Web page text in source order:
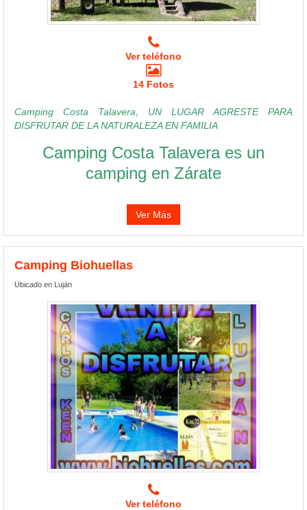
Ver teléfono
14 Fotos
Camping Costa Talavera, UN LUGAR AGRESTE PARA
DISFRUTAR DE LA NATURALEZA EN FAMILIA
Camping Costa Talavera es un
camping en Zárate
Ver Más
Camping Biohuellas
Ubicado en Luján
Ver teléfono